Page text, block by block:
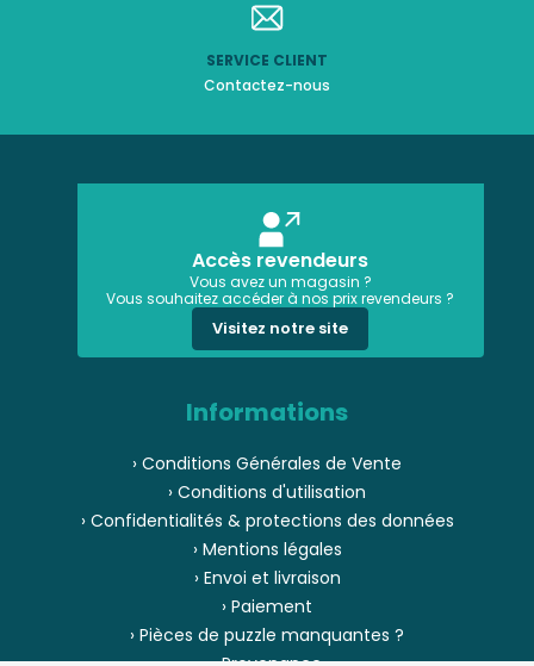
SERVICE CLIENT
Contactez-nous
Accès revendeurs
Vous avez un magasin ?
Vous souhaitez accéder à nos prix revendeurs ?
Visitez notre site
Informations
› Conditions Générales de Vente
› Conditions d'utilisation
› Confidentialités & protections des données
› Mentions légales
› Envoi et livraison
› Paiement
› Pièces de puzzle manquantes ?